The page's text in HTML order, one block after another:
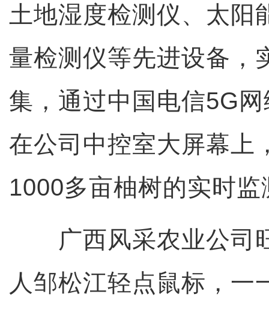
土地湿度检测仪、太阳
量检测仪等先进设备，
集，通过中国电信5G
在公司中控室大屏幕上
1000多亩柚树的实时监
广西风采农业公司
人邹松江轻点鼠标，一